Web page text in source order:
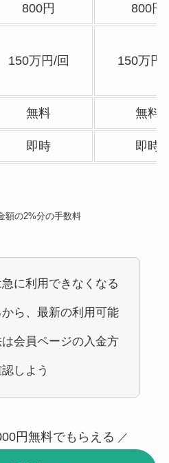
800円 800円
150万円/回
150万円/
無料 無料
即時 即時
額の2%分の手数料
に利用できなくなる
ら、最新の利用可能
会員ページの入金方
しよう
円無料でもらえる ／